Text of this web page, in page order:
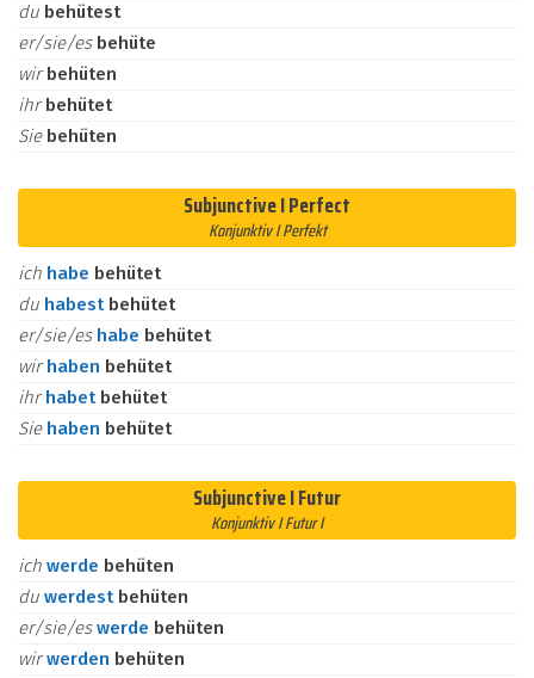
du behütest
er/sie/es behüte
wirbehüten
ihrbehütet
Sie behüten
Subjunctive I Perfect
Konjunktiv I Perfekt
ich habe behütet
du habest behütet
er/sie/es habe behütet
wirhaben behütet
ihrhabet behütet
Sie haben behütet
Subjunctive I Futur
Konjunktiv I Futur I
ich werde behüten
du werdest behüten
er/sie/eswerde behüten
wirwerden behüten